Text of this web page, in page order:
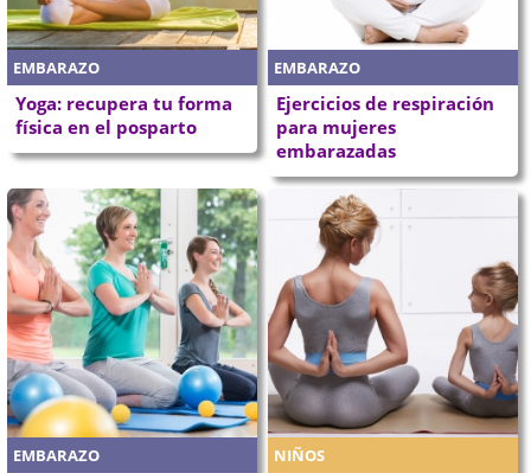
EMBARAZO
Yoga: recupera tu forma
física en el posparto
EMBARAZO
Ejercicios de respiración
para mujeres
embarazadas
EMBARAZO NIÑOS